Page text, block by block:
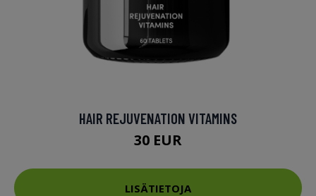
HAIR REJUVENATION VITAMINS
30 EUR
LISÄTIETOJA